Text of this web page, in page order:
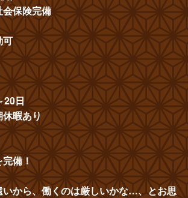
保険完備
可
日
暇あり
備！
いから、働くのは厳しいかな…、とお思